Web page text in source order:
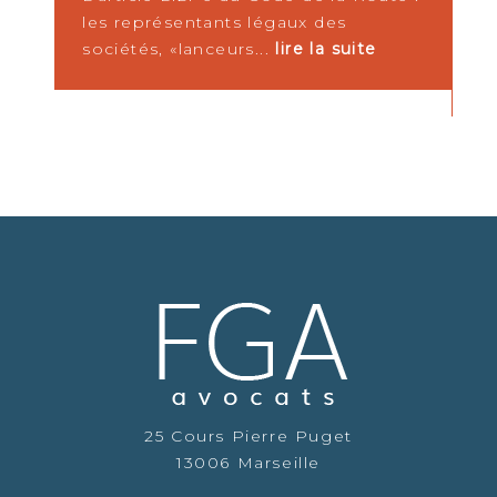
les représentants légaux des
sociétés, «lanceurs... lire la suite
25 Cours Pierre Puget
13006 Marseille